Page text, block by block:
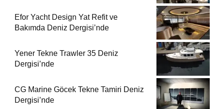
Efor Yacht Design Yat Refit ve
Bakımda Deniz Dergisi’nde
Yener Tekne Trawler 35 Deniz
Dergisi’nde
CG Marine Göcek Tekne Tamiri Deniz
Dergisi’nde